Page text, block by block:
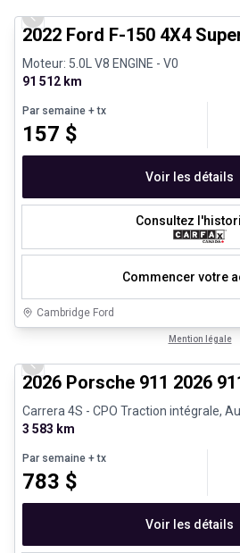
Previous slide
2022 Ford F-150 4X4
Moteur: 5.0L V8 ENGINE - V0
91 512 km
Par semaine + tx
157 $
Voir les détails
Consultez
Commencer votre
Cambridge Ford
Mention légale
Véhicules d'occasion certifiés
Previous slide
2026 Porsche 911 2026
Carrera 4S - CPO Traction intégrale,
3 583 km
Par semaine + tx
783 $
Voir les détails